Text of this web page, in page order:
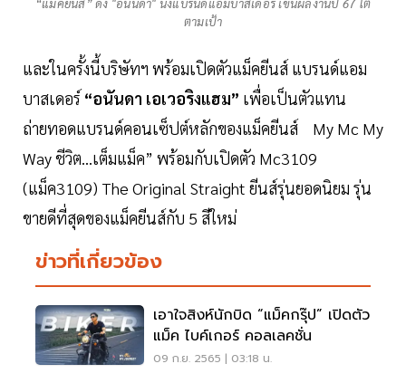
ตามเป้า
และในครั้งนี้บริษัทฯ พร้อมเปิดตัวแม็คยีนส์ แบรนด์แอม
บาสเดอร์ “อนันดา เอเวอริงแฮม” เพื่อเป็นตัวแทน
ถ่ายทอดแบรนด์คอนเซ็ปต์หลักของแม็คยีนส์ My Mc My
Way ชีวิต...เต็มแม็ค” พร้อมกับเปิดตัว Mc3109
(แม็ค3109) The Original Straight ยีนส์รุ่นยอดนิยม รุ่น
ขายดีที่สุดของแม็คยีนส์กับ 5 สีใหม่
ข่าวที่เกี่ยวข้อง
เอาใจสิงห์นักบิด “แม็คกรุ๊ป” เปิดตัว
แม็ค ไบค์เกอร์ คอลเลคชั่น
09 ก.ย. 2565 | 03:18 น.